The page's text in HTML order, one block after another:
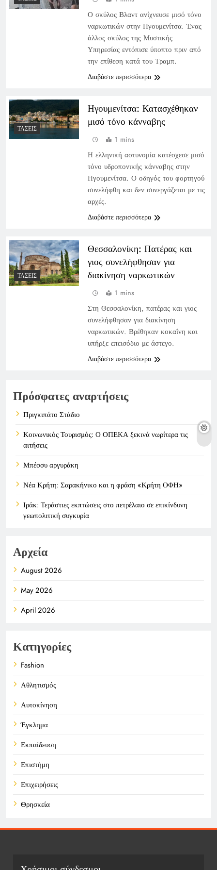
Ο σκύλος Βλαντ ανίχνευσε μισό τόνο
ναρκωτικών στην Ηγουμενίτσα. Ένας
άλλος σκύλος της Μυστικής
Υπηρεσίας εντόπισε ύποπτο πριν από
την επίθεση κατά του Τραμπ.
Διαβάστε περισσότερα
ΤΆΣΕΙΣ
Ηγουμενίτσα: Κατασχέθηκαν
μισό τόνο κάνναβης
1 mins
Η ελληνική αστυνομία κατέσχεσε μισό
τόνο υδροπονικής κάνναβης στην
Ηγουμενίτσα. Ο οδηγός του φορτηγού
συνελήφθη και δεν συνεργάζεται με τις
αρχές.
Διαβάστε περισσότερα
ΤΆΣΕΙΣ
Θεσσαλονίκη: Πατέρας και
γιος συνελήφθησαν για
διακίνηση ναρκωτικών
1 mins
Στη Θεσσαλονίκη, πατέρας και γιος
συνελήφθησαν για διακίνηση
ναρκωτικών. Βρέθηκαν κοκαΐνη και
υπήρξε επεισόδιο με άστεγο.
Διαβάστε περισσότερα
Πρόσφατες αναρτήσεις
Πριγκιπάτο Στάδιο
Κοινωνικός Τουρισμός: Ο ΟΠΕΚΑ ξεκινά νωρίτερα τις
αιτήσεις
Μπέσσυ αργυράκη
Νέα Κρήτη: Σαρακήνικο και η φράση «Κρήτη ΟΦΗ»
Ιράκ: Τεράστιες εκπτώσεις στο πετρέλαιο σε επικίνδυνη
γεωπολιτική συγκυρία
Αρχεία
August 2026
May 2026
April 2026
Κατηγορίες
Fashion
Αθλητισμός
Αυτοκίνηση
Έγκλημα
Εκπαίδευση
Επιστήμη
Επιχειρήσεις
Θρησκεία
Πολιτική